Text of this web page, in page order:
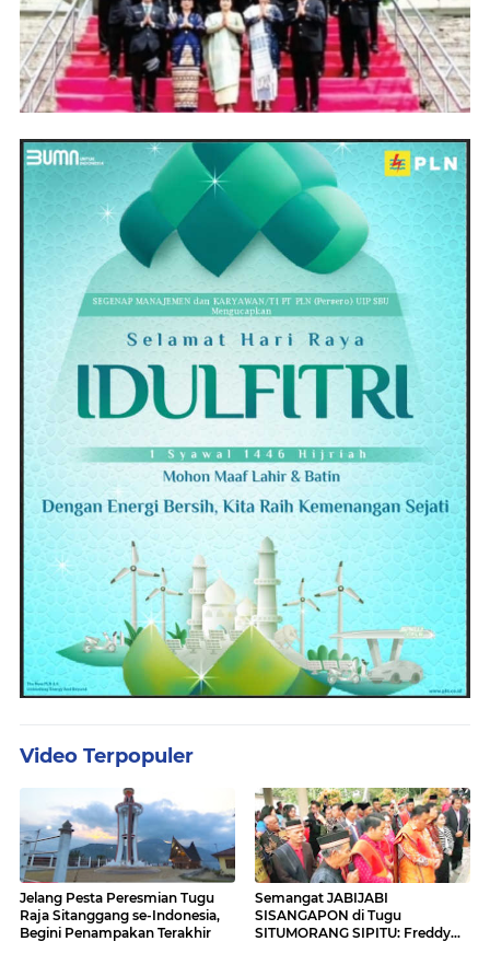
Video Terpopuler
Jelang Pesta Peresmian Tugu
Raja Sitanggang se-Indonesia,
Begini Penampakan Terakhir
Semangat JABIJABI
SISANGAPON di Tugu
SITUMORANG SIPITU: Freddy